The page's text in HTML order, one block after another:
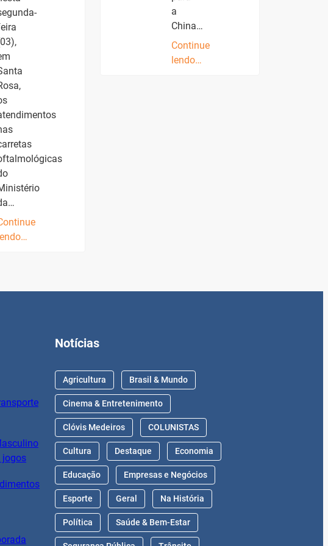
a
China…
Continue
lendo…
jogos
Notícias
Agricultura Brasil & Mundo
Cinema & Entretenimento
Clóvis Medeiros COLUNISTAS
Cultura Destaque Economia
Educação Empresas e Negócios
Esporte Geral Na História
Política Saúde & Bem-Estar